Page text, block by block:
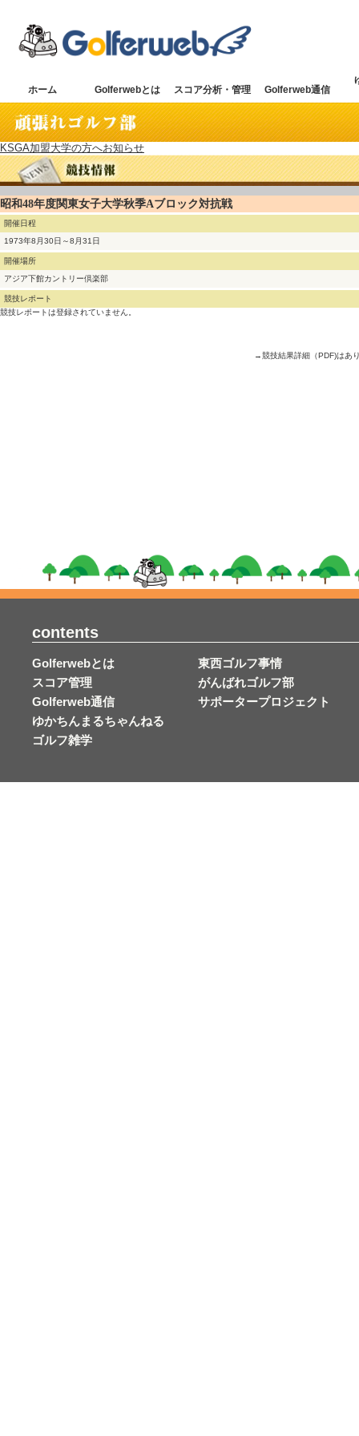
ホーム Golferwebとは スコア分析・管理 Golferweb通信
KSGA加盟大学の方へお知らせ
昭和48年度関東女子大学秋季Aブロック対抗戦
開催日程
1973年8月30日～8月31日
開催場所
アジア下館カントリー倶楽部
競技レポート
競技レポートは登録されていません。
→競技結果詳細（PDF)はあ
contents
Golferwebとは
スコア管理
Golferweb通信
ゆかちんまるちゃんねる
ゴルフ雑学
東西ゴルフ事情
がんばれゴルフ部
サポータープロジェクト